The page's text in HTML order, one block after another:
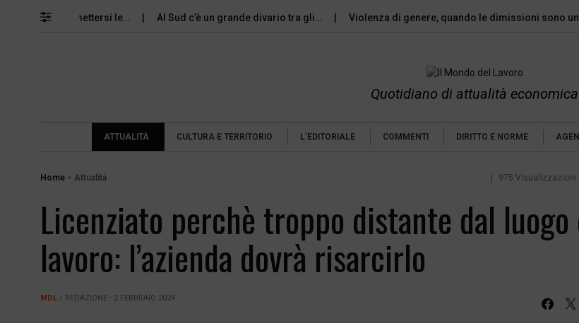
permettersi le… Al Sud c’è un grande divario tra gli… Violenza di genere, quando le dimissioni sono un…
Quotidiano di attualità economica
ATTUALITÀ CULTURA E TERRITORIO L’EDITORIALE COMMENTI DIRITTO E NORME
Home > Attualità 975 Visualizzazioni
Licenziato perchè troppo distante dal luogo
lavoro: l’azienda dovrà risarcirlo
MDL / REDAZIONE - 2 FEBBRAIO 2024